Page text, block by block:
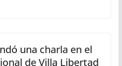
una charla en el
de Villa Libertad